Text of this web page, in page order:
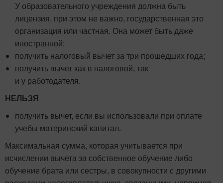
У образовательного учреждения должна быть
лицензия, при этом не важно, государственная это
организация или частная. Она может быть даже
иностранной;
получить налоговый вычет за три прошедших года;
получить вычет как в налоговой, так
и у работодателя.
НЕЛЬЗЯ
получить вычет, если вы использовали при оплате
учебы материнский капитал.
Максимальная сумма, которая учитывается при
исчислении вычета за собственное обучение либо
обучение брата или сестры, в совокупности с другими